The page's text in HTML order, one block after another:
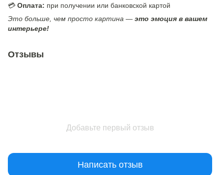
💳 Оплата: при получении или банковской картой
Это больше, чем просто картина — это эмоция в вашем
интерьере!
Отзывы
Добавьте первый отзыв
Написать отзыв